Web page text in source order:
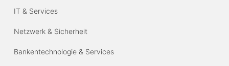
IT & Services
Netzwerk & Sicherheit
Bankentechnologie & Services